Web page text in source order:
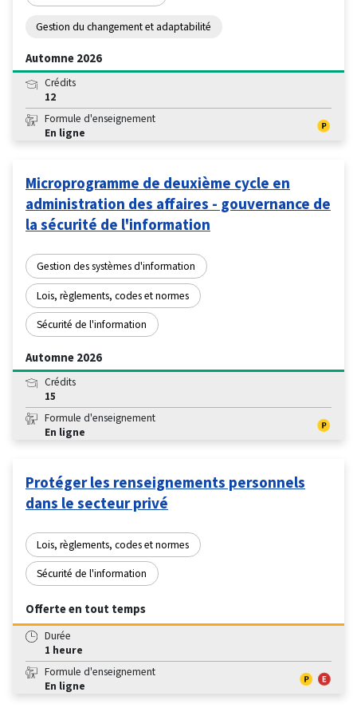
Gestion du changement et adaptabilité
Automne 2026
Crédits
12
Formule d'enseignement
En ligne
Microprogramme de deuxième cycle en
administration des affaires - gouvernance de
la sécurité de l'information
Gestion des systèmes d'information
Lois, règlements, codes et normes
Sécurité de l'information
Automne 2026
Crédits
15
Formule d'enseignement
En ligne
Protéger les renseignements personnels
dans le secteur privé
Lois, règlements, codes et normes
Sécurité de l'information
Offerte en tout temps
Durée
1 heure
Formule d'enseignement
En ligne